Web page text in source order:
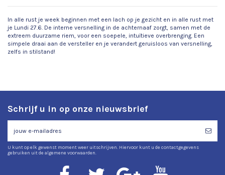
In alle rust je week beginnen met een lach op je gezicht en in alle rust met
je Lundi 27.6. De interne versnelling in de achternaaf zorgt, samen met de
extreem duurzame riem, voor een soepele, intuïtieve overbrenging. Een
simpele draai aan de versteller en je verandert geruisloos van versnelling,
zelfs in stilstand!
Schrijf u in op onze nieuwsbrief
U kunt op elk gewenst moment weer uitschrijven. Hiervoor kunt u de contactgegevens
gebruiken uit de algemene voorwaarden.